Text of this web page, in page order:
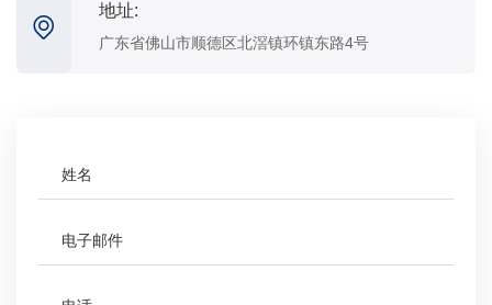
地址:
广东省佛山市顺德区北滘镇环镇东路4号